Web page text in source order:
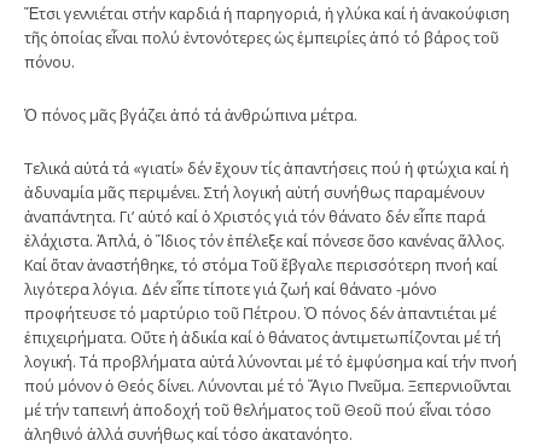
Ἔτσι γεννιέται στήν καρδιά ἡ παρηγοριά, ἡ γλύκα καί ἡ ἀνακούφιση
τῆς ὁποίας εἶναι πολύ ἐντονότερες ὡς ἐμπειρίες ἀπό τό βάρος τοῦ
πόνου.
Ὁ πόνος μᾶς βγάζει ἀπό τά ἀνθρώπινα μέτρα.
Τελικά αὐτά τά «γιατί» δέν ἔχουν τίς ἀπαντήσεις πού ἡ φτώχια καί ἡ
ἀδυναμία μᾶς περιμένει. Στή λογική αὐτή συνήθως παραμένουν
ἀναπάντητα. Γι’ αὐτό καί ὁ Χριστός γιά τόν θάνατο δέν εἶπε παρά
ἐλάχιστα. Ἁπλά, ὁ Ἴδιος τόν ἐπέλεξε καί πόνεσε ὅσο κανένας ἄλλος.
Καί ὅταν ἀναστήθηκε, τό στόμα Τοῦ ἔβγαλε περισσότερη πνοή καί
λιγότερα λόγια. Δέν εἶπε τίποτε γιά ζωή καί θάνατο -μόνο
προφήτευσε τό μαρτύριο τοῦ Πέτρου. Ὁ πόνος δέν ἀπαντιέται μέ
ἐπιχειρήματα. Οὔτε ἡ ἀδικία καί ὁ θάνατος ἀντιμετωπίζονται μέ τή
λογική. Τά προβλήματα αὐτά λύνονται μέ τό ἐμφύσημα καί τήν πνοή
πού μόνον ὁ Θεός δίνει. Λύνονται μέ τό Ἅγιο Πνεῦμα. Ξεπερνιοῦνται
μέ τήν ταπεινή ἀποδοχή τοῦ θελήματος τοῦ Θεοῦ πού εἶναι τόσο
ἀληθινό ἀλλά συνήθως καί τόσο ἀκατανόητο.